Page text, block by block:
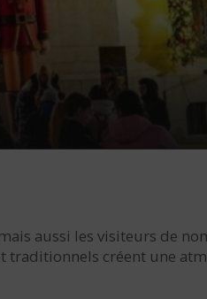
aussi les visiteurs de
traditionnels créent une